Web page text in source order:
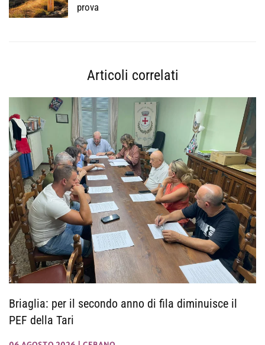
prova
Articoli correlati
Briaglia: per il secondo anno di fila diminuisce il
PEF della Tari